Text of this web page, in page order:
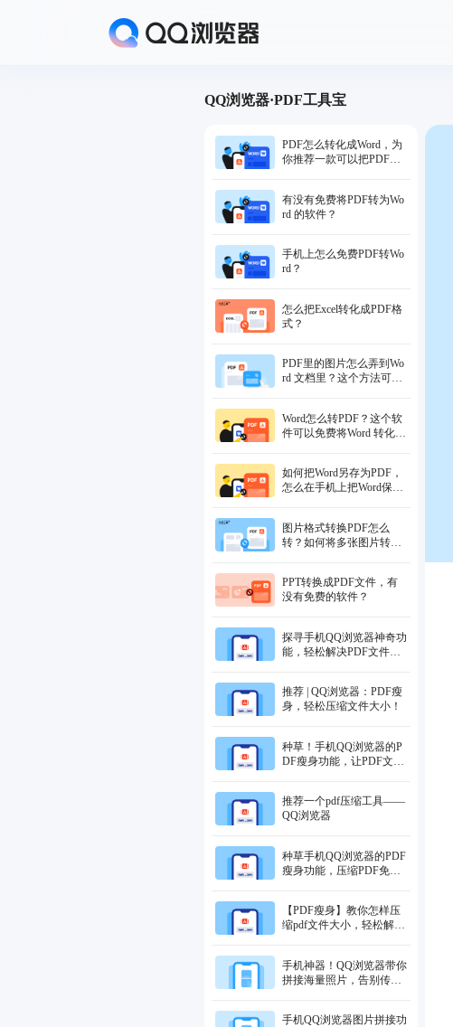
QQ浏览器·PDF工具宝
PDF怎么转化成Word，为
你推荐一款可以把PDF免
有没有免费将PDF转为Wo
rd 的软件？
手机上怎么免费PDF转Wo
rd？
怎么把Excel转化成PDF格
式？
PDF里的图片怎么弄到Wo
rd 文档里？这个方法可以
Word怎么转PDF？这个软
件可以免费将Word 转化成
如何把Word另存为PDF，
怎么在手机上把Word保存
图片格式转换PDF怎么
转？如何将多张图片转成
片转成PDF
PPT转换成PDF文件，有
没有免费的软件？
探寻手机QQ浏览器神奇功
能，轻松解决PDF文件压
推荐 | QQ浏览器：PDF瘦
身，轻松压缩文件大小！
种草！手机QQ浏览器的P
DF瘦身功能，让PDF文件
推荐一个pdf压缩工具——
QQ浏览器
种草手机QQ浏览器的PDF
瘦身功能，压缩PDF免费
【PDF瘦身】教你怎样压
缩pdf文件大小，轻松解决
手机神器！QQ浏览器带你
拼接海量照片，告别传统
手机QQ浏览器图片拼接功